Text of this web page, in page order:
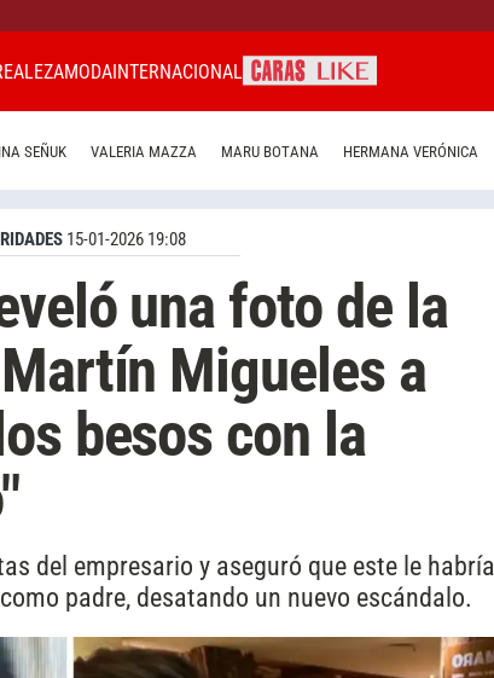
MODAINTERNACIONAL
SEÑUK VALERIA MAZZA MARU BOTANA HERMANA VERÓNICA
15-01-2026 19:08
una foto de la
Migueles a
besos con la
del empresario y aseguró que este le habría
padre, desatando un nuevo escándalo.